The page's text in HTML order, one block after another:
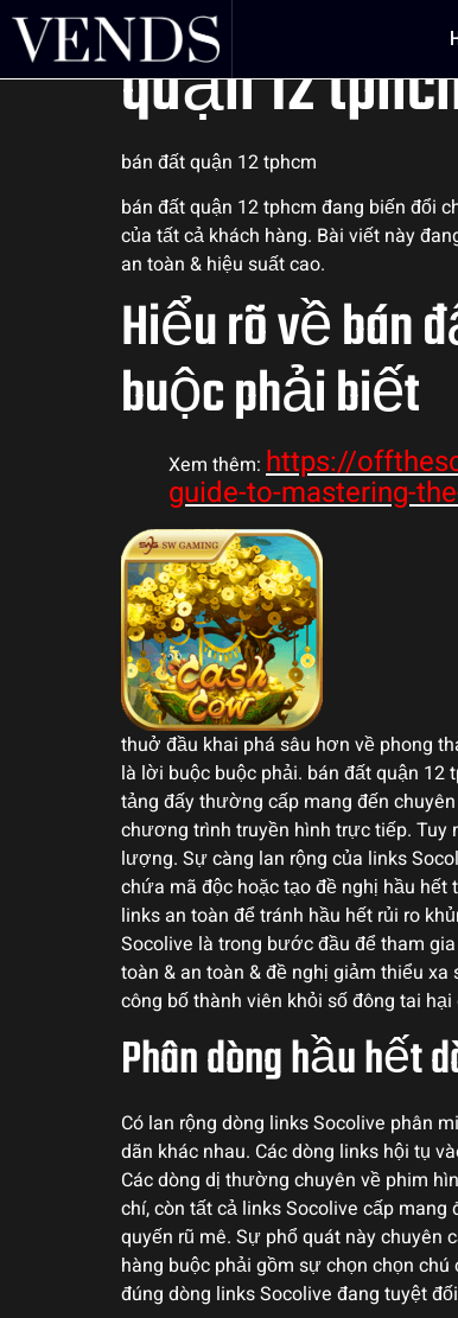
quận 12
bán đất quận 12 tphcm
bán đất quận 12 tphcm đang biến đổi
của tất cả khách hàng. Bài viết này
an toàn & hiệu suất cao.
Hiểu rõ về bán
buộc phải biết
Xem thêm: https://
guide-to-mastering-
thuở đầu khai phá sâu hơn về phong
là lời buộc buộc phải. bán đất quận 12
tảng đấy thường cấp mang đến
chương trình truyền hình trực tiếp. Tuy
lượng. Sự càng lan rộng của links
chứa mã độc hoặc tạo đề nghị hầu hết
links an toàn để tránh hầu hết rủi ro
Socolive là trong bước đầu để tham
toàn & an toàn & đề nghị giảm thiểu
công bố thành viên khỏi số đông tai
Phân dòng hầu hết
Có lan rộng dòng links Socolive phân
dãn khác nhau. Các dòng links hội tụ
Các dòng dị thường chuyên về phim
chí, còn tất cả links Socolive cấp
quyến rũ mê. Sự phổ quát này chuyên
hàng buộc phải gồm sự chọn chọn
đúng dòng links Socolive đang tuyệt